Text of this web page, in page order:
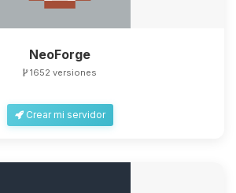
NeoForge
1652 versiones
Crear mi servidor